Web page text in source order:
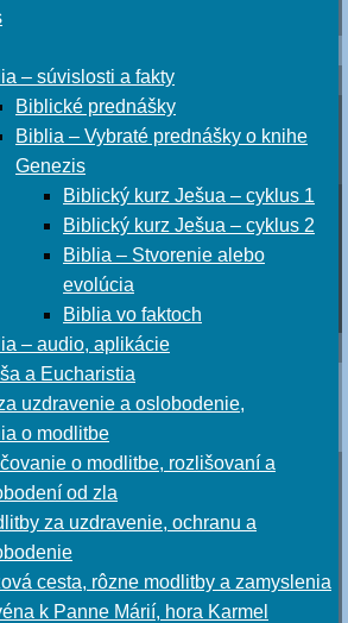
– súvislosti a fakty
Biblické prednášky
Biblia – Vybraté prednášky o knihe
Genezis
Biblický kurz Ješua – cyklus 1
Biblický kurz Ješua – cyklus 2
Biblia – Stvorenie alebo
evolúcia
Biblia vo faktoch
– audio, aplikácie
a Eucharistia
uzdravenie a oslobodenie,
o modlitbe
o modlitbe, rozlišovaní a
od zla
za uzdravenie, ochranu a
cesta, rôzne modlitby a zamyslenia
k Panne Márií, hora Karmel